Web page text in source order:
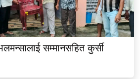
सम्मानसहित कुर्सी